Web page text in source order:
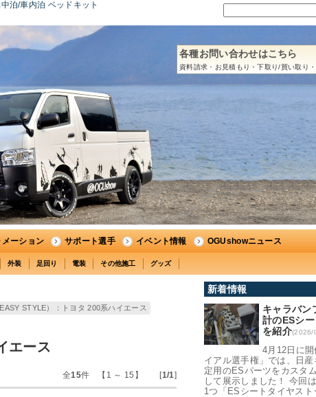
泊/車内泊 ベッドキット
各種お問い合わせはこちら
資料請求・お見積もり・下取り/買い取り
ーション サポート選手 イベント情報 OGUshowニュース
外装 足回り 電装 その他施工 グッズ
STYLE）：トヨタ 200系ハイエース
エース
全15件 【1 ～ 15】 [1/1]
新着情報
キャラバン
計のESシ
を紹介(2026/
4月12日に
イアル選手権」では、日
定用のESパーツをカスタ
して展示しました！ 今回
1つ「ESシートタイヤスト